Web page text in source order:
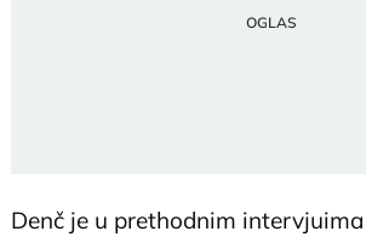
Denč je u prethodnim